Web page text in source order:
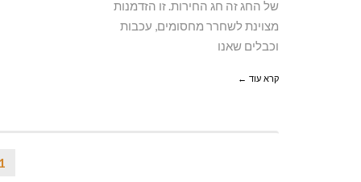
של החג זה חג החירות. זו הזדמנות
מצוינת לשחרר מחסומים, עכבות
וכבלים שאנו
קרא עוד ←